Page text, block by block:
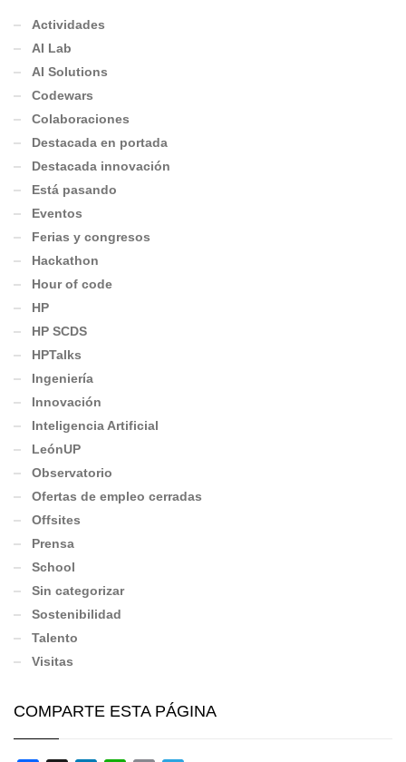
Actividades
AI Lab
AI Solutions
Codewars
Colaboraciones
Destacada en portada
Destacada innovación
Está pasando
Eventos
Ferias y congresos
Hackathon
Hour of code
HP
HP SCDS
HPTalks
Ingeniería
Innovación
Inteligencia Artificial
LeónUP
Observatorio
Ofertas de empleo cerradas
Offsites
Prensa
School
Sin categorizar
Sostenibilidad
Talento
Visitas
COMPARTE ESTA PÁGINA